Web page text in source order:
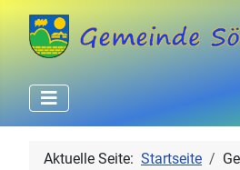
Aktuelle Seite: Startseite